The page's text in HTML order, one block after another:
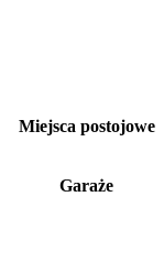
Miejsca postojowe
Garaże